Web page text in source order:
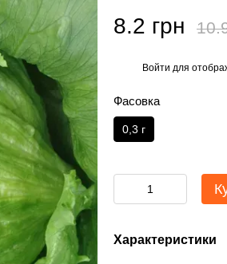
8.2 грн
Войти для
Фасовка
0,3 г
Характеристики